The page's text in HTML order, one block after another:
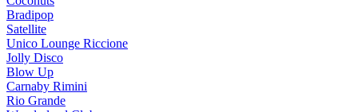
Bradipop
Satellite
Unico Lounge Riccione
Jolly Disco
Blow Up
Carnaby Rimini
Rio Grande